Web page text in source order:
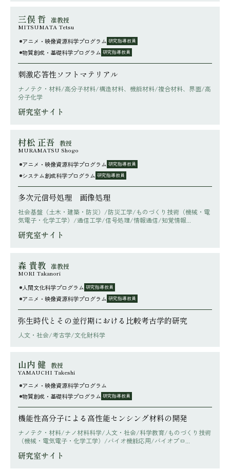
三俣 哲 准教授
MITSUMATA Tetsu
アニメ・映像資源科学プログラム 研究指導教員
物質創成・基礎科学プログラム 研究指導教員
刺激応答性ソフトマテリアル
ナノテク・材料/高分子材料/構造材料、機能材料/複合材料、界面/高
分子化学
研究室サイト
村松 正吾 教授
MURAMATSU Shogo
アニメ・映像資源科学プログラム 研究指導教員
システム創成科学プログラム 研究指導教員
多次元信号処理 画像処理
社会基盤（土木・建築・防災）/防災工学/ものづくり技術（機械・電
気電子・化学工学）/通信工学/信号処理/情報通信/知覚情報...
研究室サイト
森 貴教 准教授
MORI Takanori
人間文化科学プログラム 研究指導教員
アニメ・映像資源科学プログラム 研究指導教員
弥生時代とその並行期における比較考古学的研究
人文・社会/考古学/文化財科学
山内 健 教授
YAMAUCHI Takeshi
アニメ・映像資源科学プログラム
物質創成・基礎科学プログラム 研究指導教員
機能性高分子による高性能センシング材料の開発
ナノテク・材料/ナノ材料科学/人文・社会/科学教育/ものづくり技術
（機械・電気電子・化学工学）/バイオ機能応用/バイオプロ...
研究室サイト